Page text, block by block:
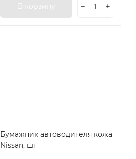
В корзину
Бумажник автоводителя кожа
Nissan, шт